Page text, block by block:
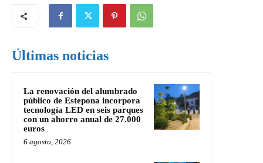
Últimas noticias
La renovación del alumbrado
público de Estepona incorpora
tecnología LED en seis parques
con un ahorro anual de 27.000
euros
6 agosto, 2026